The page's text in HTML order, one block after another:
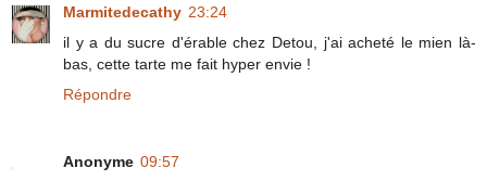
Marmitedecathy 23:24
il y a du sucre d'érable chez Detou, j'ai acheté le mien là-
bas, cette tarte me fait hyper envie !
Répondre
Anonyme 09:57